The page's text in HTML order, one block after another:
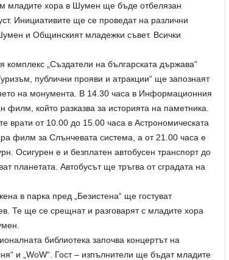
младите хора в Шумен ще бъде отбелязан
Инициативите ще се проведат на различни
и Общинският младежки съвет. Всички
„Създатели на българската държава“
публични прояви и атракции“ ще запознаят
на монумента. В 14.30 часа в Информационния
който разказва за историята на паметника.
врати от 10.00 до 15.00 часа в Астрономическата
филм за Слънчевата система, а от 21.00 часа е
Осигурен е и безплатен автобусен транспорт до
планетата. Автобусът ще тръгва от сградата на
в парка пред „Безистена“ ще гостуват
Те ще се срещнат и разговарят с младите хора
библиотека започва концертът на
и „WoW“. Гост – изпълнители ще бъдат младите